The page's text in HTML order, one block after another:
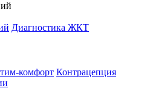
Диагностика ЖКТ
комфорт Контрацепция